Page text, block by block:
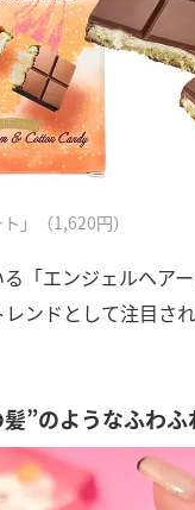
」（1,620円）
「エンジェルヘア
ンドとして注目さ
”のようなふわふ